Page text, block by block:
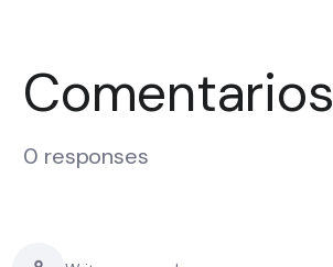
Comentarios
0 responses